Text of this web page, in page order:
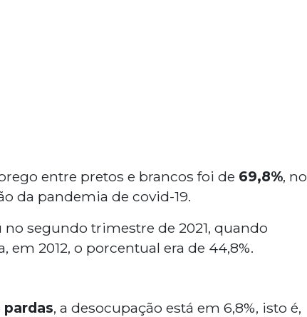
entre pretos e brancos foi de 69,8%, no
da pandemia de covid-19.
no segundo trimestre de 2021, quando
em 2012, o porcentual era de 44,8%.
pardas, a desocupação está em 6,8%, isto é,